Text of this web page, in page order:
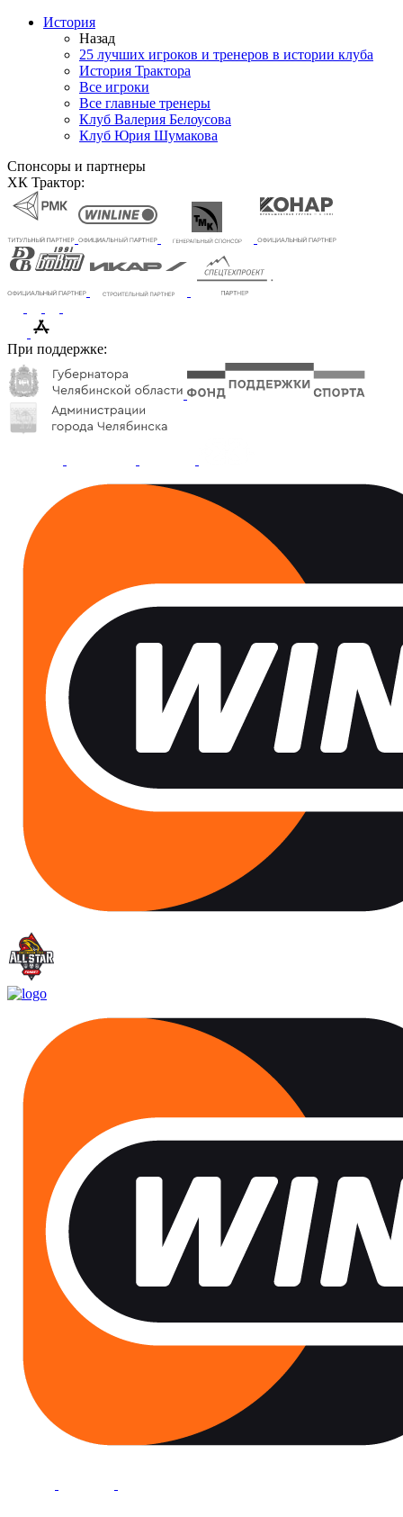
История
Назад
25 лучших игроков и тренеров в истории клуба
История Трактора
Все игроки
Все главные тренеры
Клуб Валерия Белоусова
Клуб Юрия Шумакова
Спонсоры и партнеры
ХК Трактор:
При поддержке: